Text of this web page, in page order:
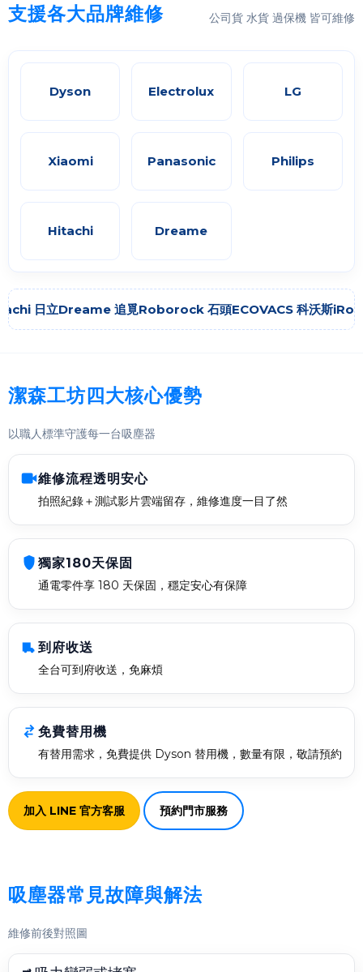
支援各大品牌維修 公司貨 水貨 過保機 皆可維修
Dyson Electrolux LG
Xiaomi Panasonic Philips
Hitachi Dreame
追覓Roborock 石頭ECOVACS 科沃斯iRobotShark
潔森工坊四大核心優勢
以職人標準守護每一台吸塵器
維修流程透明安心
拍照紀錄＋測試影片雲端留存，維修進度一目了然
獨家180天保固
通電零件享 180 天保固，穩定安心有保障
到府收送
全台可到府收送，免麻煩
免費替用機
有替用需求，免費提供 Dyson 替用機，數量有限，敬請預約
加入 LINE 官方客服 預約門市服務
吸塵器常見故障與解法
維修前後對照圖